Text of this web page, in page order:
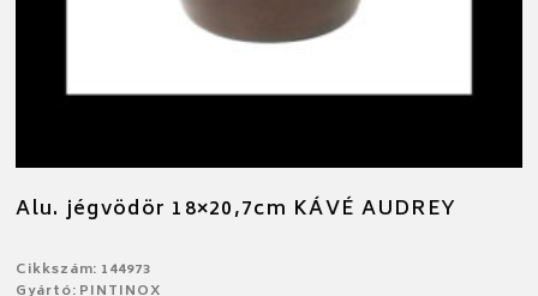
Alu. jégvödör 18×20,7cm KÁVÉ AUDREY
Cikkszám: 144973